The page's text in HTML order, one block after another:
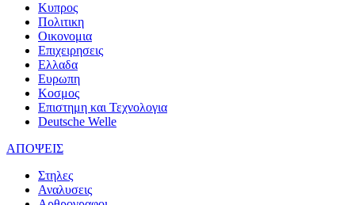
Κυπρος
Πολιτικη
Οικονομια
Επιχειρησεις
Ελλαδα
Ευρωπη
Κοσμος
Επιστημη και Τεχνολογια
Deutsche Welle
ΑΠΟΨΕΙΣ
Στηλες
Αναλυσεις